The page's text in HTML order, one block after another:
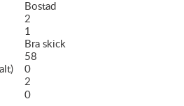
Bostad
2
1
Bra skick
58
0
2
0